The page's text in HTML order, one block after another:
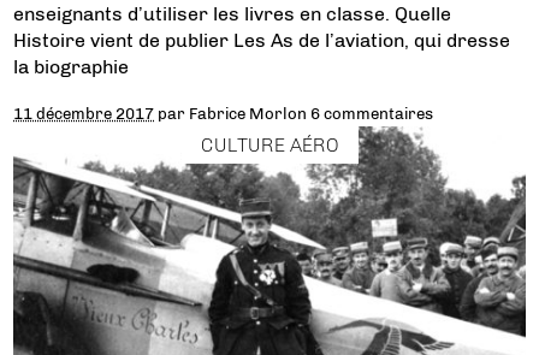
enseignants d’utiliser les livres en classe. Quelle
Histoire vient de publier Les As de l’aviation, qui dresse
la biographie
11 décembre 2017 par Fabrice Morlon 6 commentaires
CULTURE AÉRO